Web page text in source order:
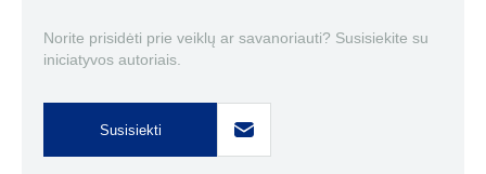
Norite prisidėti prie veiklų ar savanoriauti? Susisiekite su
iniciatyvos autoriais.
Susisiekti